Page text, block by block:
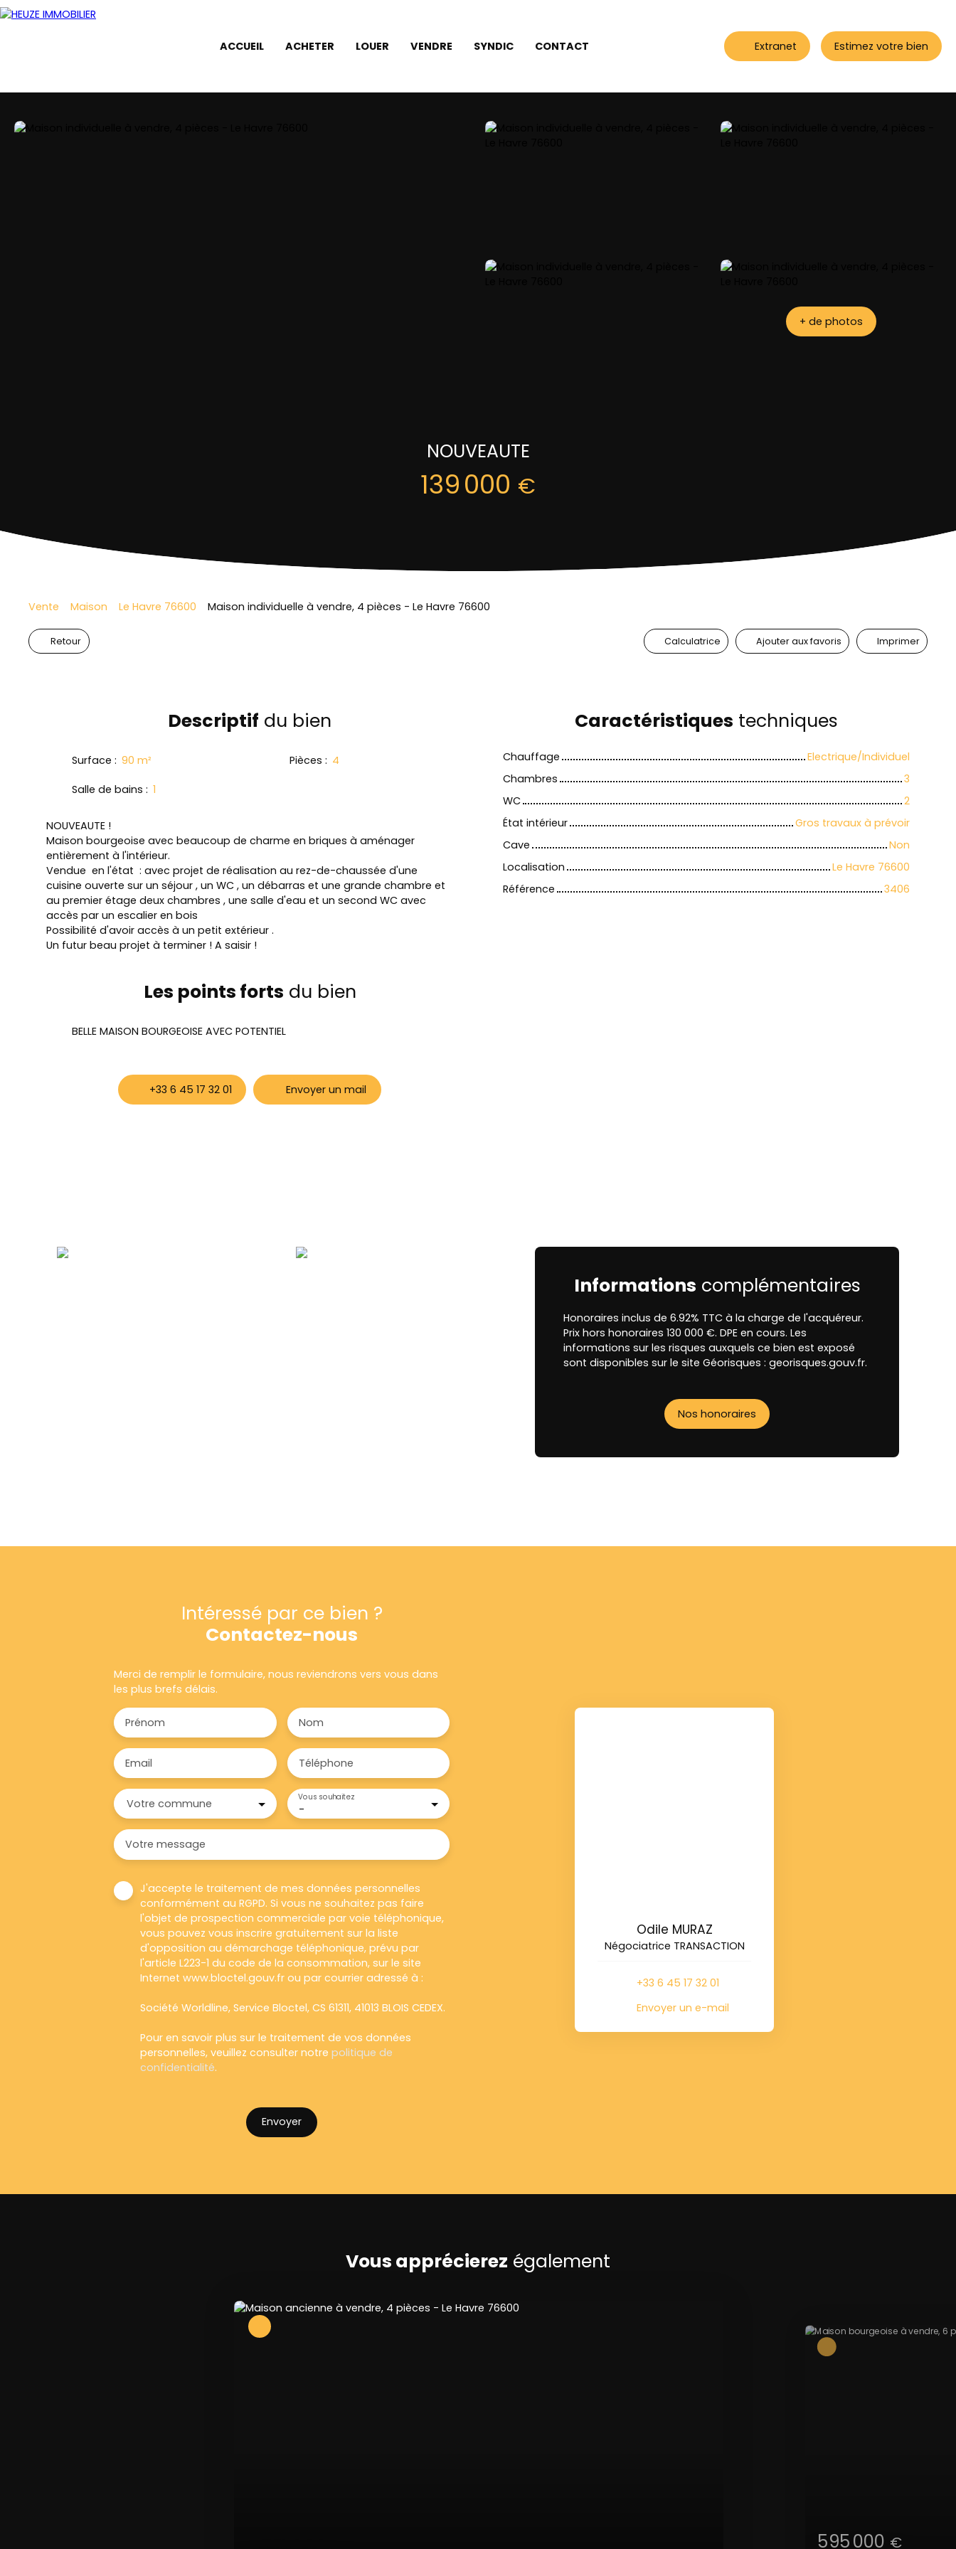
ACCUEIL ACHETER LOUER VENDRE SYNDIC CONTACT Extranet Estimez votre bien
+ de photos
NOUVEAUTE
139 000 €
Vente Maison Le Havre 76600 Maison individuelle à vendre, 4 pièces - Le Havre 76600
Retour Calculatrice Ajouter aux favoris Imprimer
Descriptif du bien
Surface : 90 m² Pièces : 4
Salle de bains : 1
NOUVEAUTE !
Maison bourgeoise avec beaucoup de charme en briques à aménager
entièrement à l'intérieur.
Vendue en l'état : avec projet de réalisation au rez-de-chaussée d'une
cuisine ouverte sur un séjour , un WC , un débarras et une grande chambre et
au premier étage deux chambres , une salle d'eau et un second WC avec
accès par un escalier en bois
Possibilité d'avoir accès à un petit extérieur .
Un futur beau projet à terminer ! A saisir !
Les points forts du bien
BELLE MAISON BOURGEOISE AVEC POTENTIEL
+33 6 45 17 32 01 Envoyer un mail
Caractéristiques techniques
Chauffage
Electrique/Individuel
Chambres
3
WC
2
État intérieur
Gros travaux à prévoir
Cave
Non
Localisation
Le Havre 76600
Référence
3406
Informations complémentaires
Honoraires inclus de 6.92% TTC à la charge de l'acquéreur.
Prix hors honoraires 130 000 €. DPE en cours. Les
informations sur les risques auxquels ce bien est exposé
sont disponibles sur le site Géorisques : georisques.gouv.fr.
Nos honoraires
Intéressé par ce bien ?
Contactez-nous
Merci de remplir le formulaire, nous reviendrons vers vous dans
les plus brefs délais.
Prénom Nom
Email Téléphone
Votre commune -
Vous souhaitez
Votre message
J'accepte le traitement de mes données personnelles
conformément au RGPD. Si vous ne souhaitez pas faire
l'objet de prospection commerciale par voie téléphonique,
vous pouvez vous inscrire gratuitement sur la liste
d'opposition au démarchage téléphonique, prévu par
l'article L223-1 du code de la consommation, sur le site
Internet www.bloctel.gouv.fr ou par courrier adressé à :
Société Worldline, Service Bloctel, CS 61311, 41013 BLOIS CEDEX.
Pour en savoir plus sur le traitement de vos données
personnelles, veuillez consulter notre politique de
confidentialité.
Envoyer
Odile MURAZ
Négociatrice TRANSACTION
+33 6 45 17 32 01
Envoyer un e-mail
Vous apprécierez également
Coup de